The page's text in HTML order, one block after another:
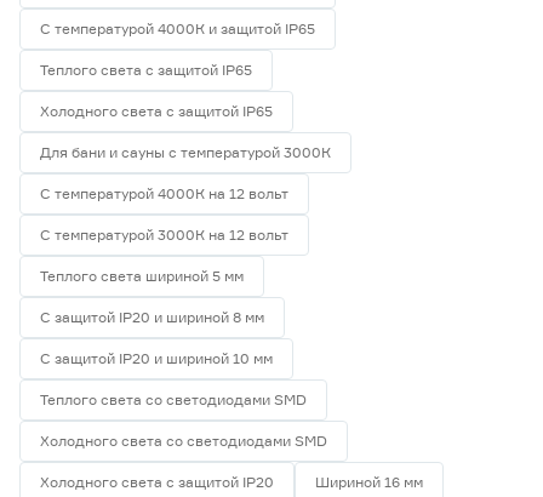
С температурой 4000К и защитой IP65
Теплого света с защитой IP65
Холодного света с защитой IP65
Для бани и сауны с температурой 3000К
С температурой 4000К на 12 вольт
С температурой 3000К на 12 вольт
Теплого света шириной 5 мм
С защитой IP20 и шириной 8 мм
С защитой IP20 и шириной 10 мм
Теплого света со светодиодами SMD
Холодного света со светодиодами SMD
Холодного света с защитой IP20 Шириной 16 мм